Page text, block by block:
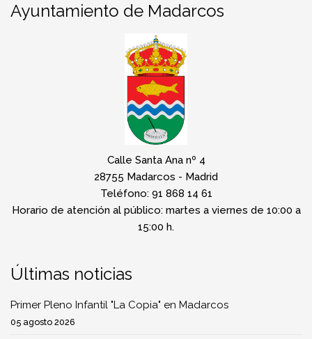
Ayuntamiento de Madarcos
Calle Santa Ana nº 4
28755 Madarcos - Madrid
Teléfono: 91 868 14 61
Horario de atención al público: martes a viernes de 10:00 a
15:00 h.
Últimas noticias
Primer Pleno Infantil "La Copia" en Madarcos
05 agosto 2026